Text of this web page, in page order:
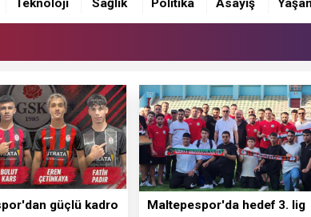
Teknoloji Sağlık Politika Asayiş
güçlü kadro Maltepespor'da hedef 3. lig